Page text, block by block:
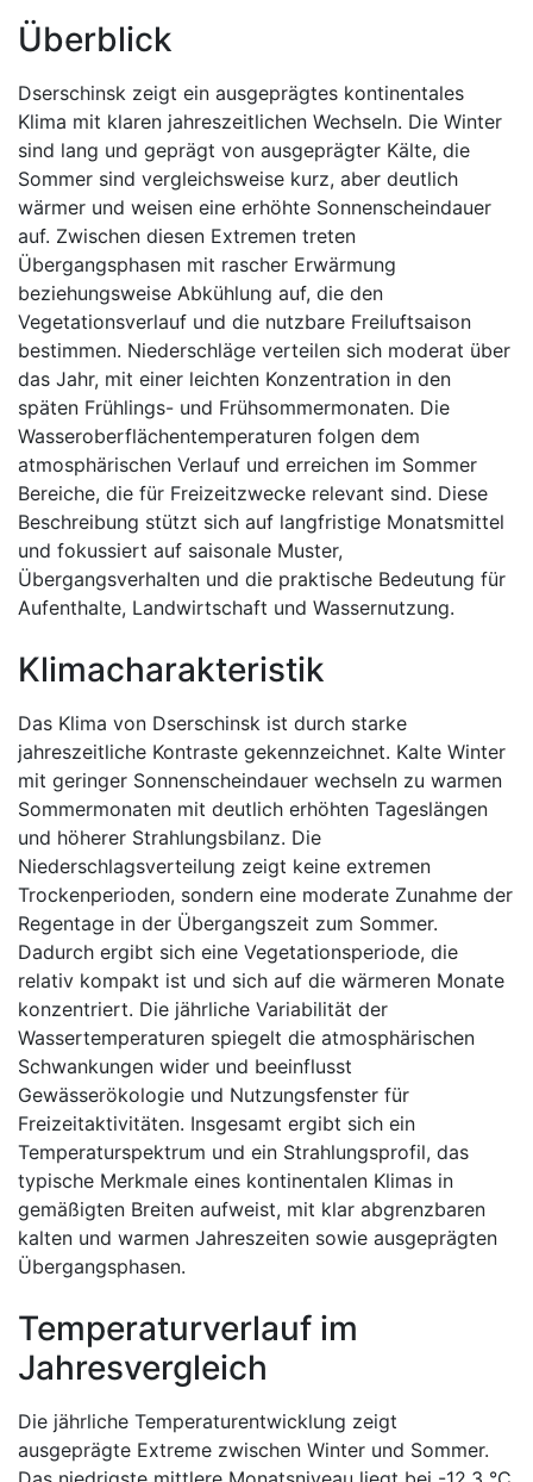
Überblick
Dserschinsk zeigt ein ausgeprägtes kontinentales
Klima mit klaren jahreszeitlichen Wechseln. Die Winter
sind lang und geprägt von ausgeprägter Kälte, die
Sommer sind vergleichsweise kurz, aber deutlich
wärmer und weisen eine erhöhte Sonnenscheindauer
auf. Zwischen diesen Extremen treten
Übergangsphasen mit rascher Erwärmung
beziehungsweise Abkühlung auf, die den
Vegetationsverlauf und die nutzbare Freiluftsaison
bestimmen. Niederschläge verteilen sich moderat über
das Jahr, mit einer leichten Konzentration in den
späten Frühlings- und Frühsommermonaten. Die
Wasseroberflächentemperaturen folgen dem
atmosphärischen Verlauf und erreichen im Sommer
Bereiche, die für Freizeitzwecke relevant sind. Diese
Beschreibung stützt sich auf langfristige Monatsmittel
und fokussiert auf saisonale Muster,
Übergangsverhalten und die praktische Bedeutung für
Aufenthalte, Landwirtschaft und Wassernutzung.
Klimacharakteristik
Das Klima von Dserschinsk ist durch starke
jahreszeitliche Kontraste gekennzeichnet. Kalte Winter
mit geringer Sonnenscheindauer wechseln zu warmen
Sommermonaten mit deutlich erhöhten Tageslängen
und höherer Strahlungsbilanz. Die
Niederschlagsverteilung zeigt keine extremen
Trockenperioden, sondern eine moderate Zunahme der
Regentage in der Übergangszeit zum Sommer.
Dadurch ergibt sich eine Vegetationsperiode, die
relativ kompakt ist und sich auf die wärmeren Monate
konzentriert. Die jährliche Variabilität der
Wassertemperaturen spiegelt die atmosphärischen
Schwankungen wider und beeinflusst
Gewässerökologie und Nutzungsfenster für
Freizeitaktivitäten. Insgesamt ergibt sich ein
Temperaturspektrum und ein Strahlungsprofil, das
typische Merkmale eines kontinentalen Klimas in
gemäßigten Breiten aufweist, mit klar abgrenzbaren
kalten und warmen Jahreszeiten sowie ausgeprägten
Übergangsphasen.
Temperaturverlauf im
Jahresvergleich
Die jährliche Temperaturentwicklung zeigt
ausgeprägte Extreme zwischen Winter und Sommer.